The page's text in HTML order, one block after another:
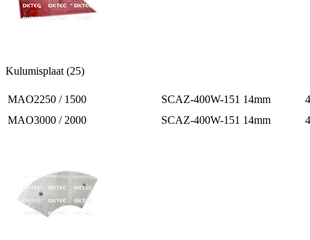
Kulumisplaat (25)
MAO2250 / 1500 SCAZ-400W-151 14mm
4
MAO3000 / 2000
SCAZ-400W-151 14mm 4